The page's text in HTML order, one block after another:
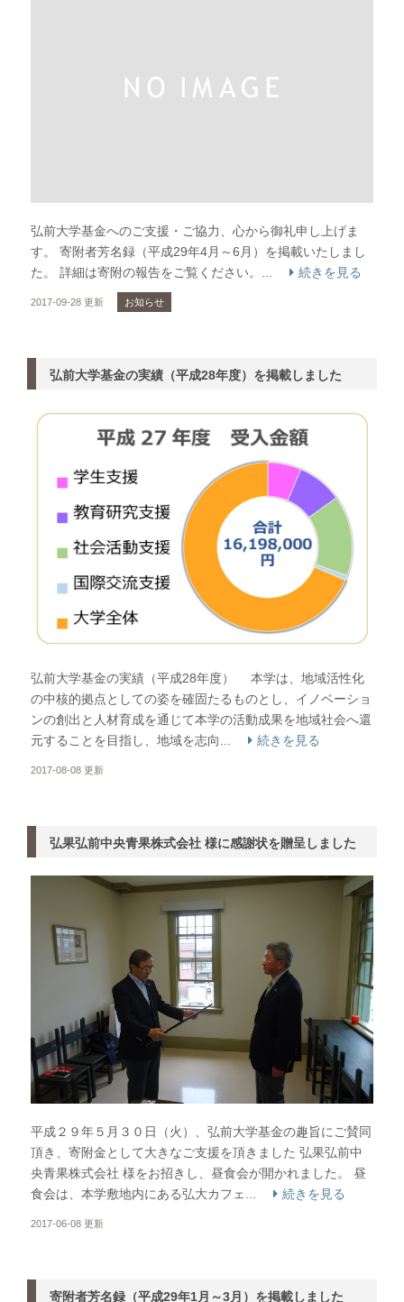
弘前大学基金へのご支援・ご協力、心から御礼申し上げま
す。 寄附者芳名録（平成29年4月～6月）を掲載いたしまし
た。 詳細は寄附の報告をご覧ください。...
続きを見る
2017-09-28 更新 お知らせ
弘前大学基金の実績（平成28年度）を掲載しました
弘前大学基金の実績（平成28年度） 本学は、地域活性化
の中核的拠点としての姿を確固たるものとし、イノベーショ
ンの創出と人材育成を通じて本学の活動成果を地域社会へ還
元することを目指し、地域を志向...
続きを見る
2017-08-08 更新
弘果弘前中央青果株式会社 様に感謝状を贈呈しました
平成２９年５月３０日（火）、弘前大学基金の趣旨にご賛同
頂き、寄附金として大きなご支援を頂きました 弘果弘前中
央青果株式会社 様をお招きし、昼食会が開かれました。 昼
食会は、本学敷地内にある弘大カフェ...
続きを見る
2017-06-08 更新
寄附者芳名録（平成29年1月～3月）を掲載しました